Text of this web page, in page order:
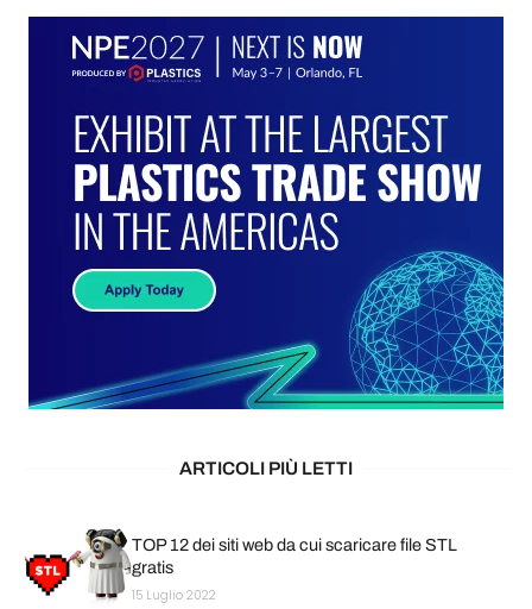
ARTICOLI PIÙ LETTI
TOP 12 dei siti web da cui scaricare file STL
gratis
15 Luglio 2022